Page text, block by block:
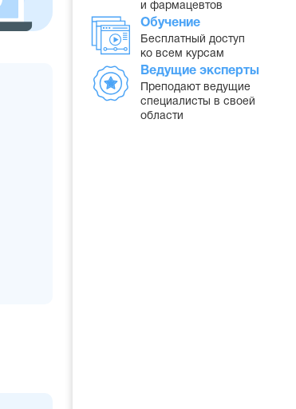
и фармацевтов
Обучение
Бесплатный доступ
ко всем курсам
Ведущие эксперты
Преподают ведущие
специалисты в своей
области